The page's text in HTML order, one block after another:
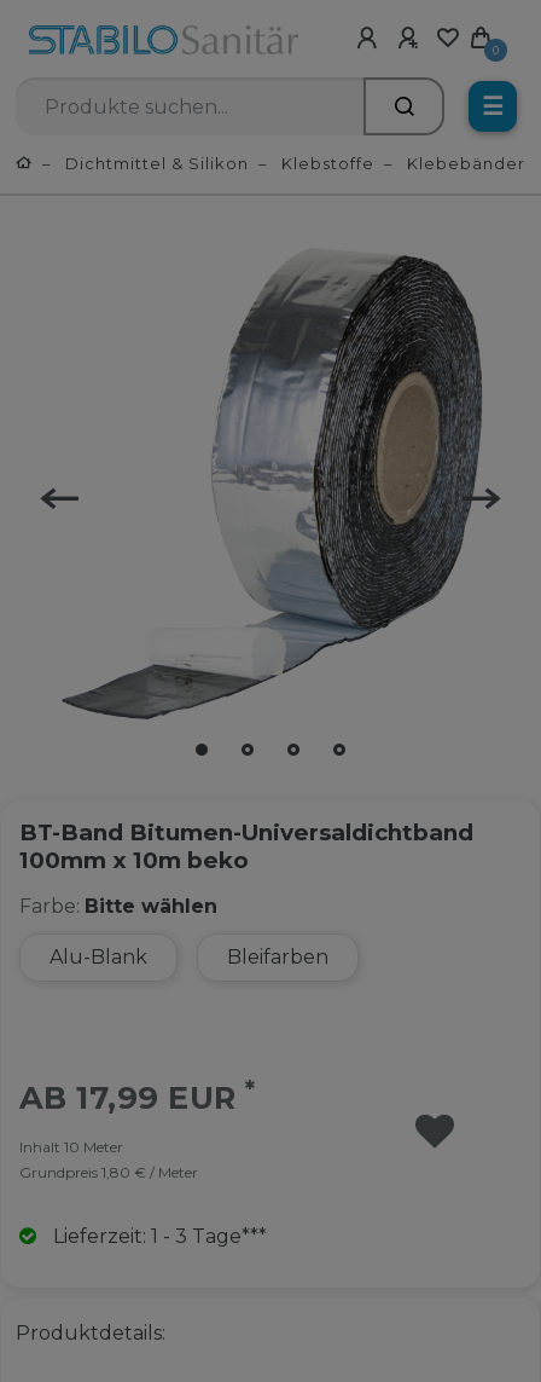
0
☰
Dichtmittel & Silikon Klebstoffe Klebebänder
BT-Band Bitumen-Universaldichtband
100mm x 10m beko
Farbe: Bitte wählen
Alu-Blank Bleifarben
AB 17,99 EUR*
Inhalt 10 Meter
Grundpreis 1,80 € / Meter
Lieferzeit: 1 - 3 Tage***
Produktdetails: